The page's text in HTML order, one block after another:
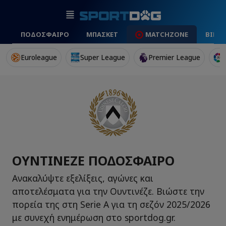
ΠΟΔΟΣΦΑΙΡΟ ΜΠΑΣΚΕΤ MATCHZONE
Euroleague Super League Premier League
ΟΥΝΤΙΝΈΖΕ ΠΟΔΌΣΦΑΙΡΟ
Ανακαλύψτε εξελίξεις, αγώνες και
αποτελέσματα για την Ουντινέζε. Βιώστε την
πορεία της στη Serie A για τη σεζόν 2025/2026
με συνεχή ενημέρωση στο sportdog.gr.